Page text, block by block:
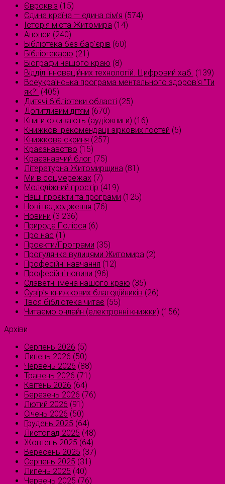
Євроквіз (15)
Єдина країна — єдина сім’я (574)
Історія міста Житомира (14)
Анонси (240)
Бібліотека без бар'єрів (60)
Бібліотекарю (21)
Біографи нашого краю (8)
Відділ інноваційних технологій. Цифровий хаб. (139)
Всеукраїнська програма ментального здоров'я "Ти
як?" (405)
Дитячі бібліотеки області (25)
Допитливим дітям (670)
Книги оживають (аудіокниги) (16)
Книжкові рекомендації зіркових гостей (5)
Книжкова скриня (257)
Краєзнавство (15)
Краєзнавчий блог (75)
Літературна Житомирщина (81)
Ми в соцмережах (7)
Молодіжний простір (419)
Наші проєкти та програми (125)
Нові надходження (76)
Новини (3 236)
Природа Полісся (6)
Про нас (1)
Проєкти/Програми (35)
Прогулянка вулицями Житомира (2)
Професійні навчання (12)
Професійні новини (96)
Славетні імена нашого краю (35)
Сузірʼя книжкових благодійників (26)
Твоя бібліотека читає (55)
Читаємо онлайн (електронні книжки) (156)
Архіви
Серпень 2026 (5)
Липень 2026 (50)
Червень 2026 (88)
Травень 2026 (71)
Квітень 2026 (64)
Березень 2026 (76)
Лютий 2026 (91)
Січень 2026 (50)
Грудень 2025 (64)
Листопад 2025 (48)
Жовтень 2025 (64)
Вересень 2025 (37)
Серпень 2025 (31)
Липень 2025 (40)
Червень 2025 (76)